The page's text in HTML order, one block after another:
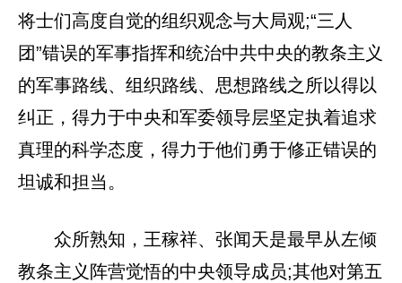
将士们高度自觉的组织观念与大局观;“三人
团”错误的军事指挥和统治中共中央的教条主义
的军事路线、组织路线、思想路线之所以得以
纠正，得力于中央和军委领导层坚定执着追求
真理的科学态度，得力于他们勇于修正错误的
坦诚和担当。
众所熟知，王稼祥、张闻天是最早从左倾
教条主义阵营觉悟的中央领导成员;其他对第五